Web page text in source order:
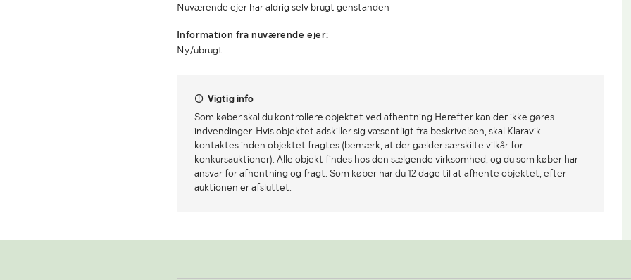
Nuværende ejer har aldrig selv brugt genstanden
Information fra nuværende ejer:
Ny/ubrugt
Vigtig info
Som køber skal du kontrollere objektet ved afhentning Herefter kan der ikke gøres
indvendinger. Hvis objektet adskiller sig væsentligt fra beskrivelsen, skal Klaravik
kontaktes inden objektet fragtes (bemærk, at der gælder særskilte vilkår for
konkursauktioner). Alle objekt findes hos den sælgende virksomhed, og du som køber har
ansvar for afhentning og fragt. Som køber har du 12 dage til at afhente objektet, efter
auktionen er afsluttet.